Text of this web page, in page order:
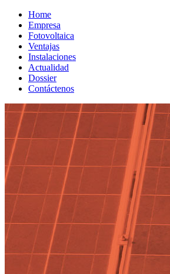
Home
Empresa
Fotovoltaica
Ventajas
Instalaciones
Actualidad
Dossier
Contáctenos